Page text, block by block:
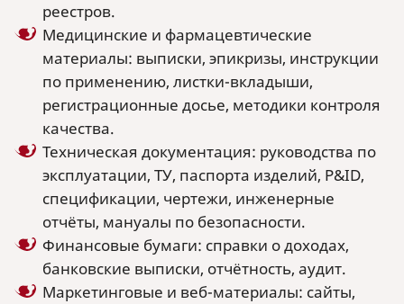
реестров.
Медицинские и фармацевтические
материалы: выписки, эпикризы, инструкции
по применению, листки-вкладыши,
регистрационные досье, методики контроля
качества.
Техническая документация: руководства по
эксплуатации, ТУ, паспорта изделий, P&ID,
спецификации, чертежи, инженерные
отчёты, мануалы по безопасности.
Финансовые бумаги: справки о доходах,
банковские выписки, отчётность, аудит.
Маркетинговые и веб-материалы: сайты,